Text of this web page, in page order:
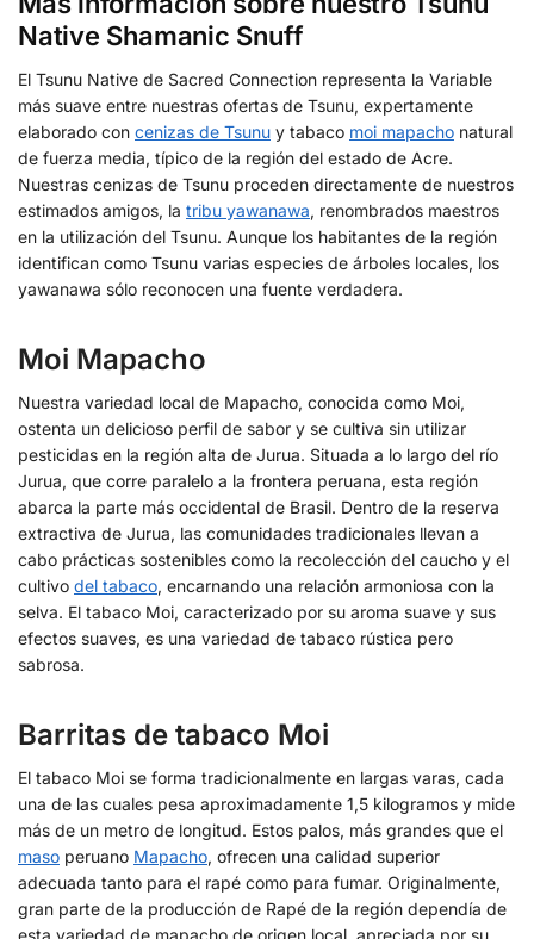
Native Shamanic Snuff
El Tsunu Native de Sacred Connection representa la Variable
más suave entre nuestras ofertas de Tsunu, expertamente
elaborado con cenizas de Tsunu y tabaco moi mapacho natural
de fuerza media, típico de la región del estado de Acre.
Nuestras cenizas de Tsunu proceden directamente de nuestros
estimados amigos, la tribu yawanawa, renombrados maestros
en la utilización del Tsunu. Aunque los habitantes de la región
identifican como Tsunu varias especies de árboles locales, los
yawanawa sólo reconocen una fuente verdadera.
Moi Mapacho
Nuestra variedad local de Mapacho, conocida como Moi,
ostenta un delicioso perfil de sabor y se cultiva sin utilizar
pesticidas en la región alta de Jurua. Situada a lo largo del río
Jurua, que corre paralelo a la frontera peruana, esta región
abarca la parte más occidental de Brasil. Dentro de la reserva
extractiva de Jurua, las comunidades tradicionales llevan a
cabo prácticas sostenibles como la recolección del caucho y el
cultivo del tabaco, encarnando una relación armoniosa con la
selva. El tabaco Moi, caracterizado por su aroma suave y sus
efectos suaves, es una variedad de tabaco rústica pero
sabrosa.
Barritas de tabaco Moi
El tabaco Moi se forma tradicionalmente en largas varas, cada
una de las cuales pesa aproximadamente 1,5 kilogramos y mide
más de un metro de longitud. Estos palos, más grandes que el
maso peruano Mapacho, ofrecen una calidad superior
adecuada tanto para el rapé como para fumar. Originalmente,
gran parte de la producción de Rapé de la región dependía de
esta variedad de mapacho de origen local, apreciada por su